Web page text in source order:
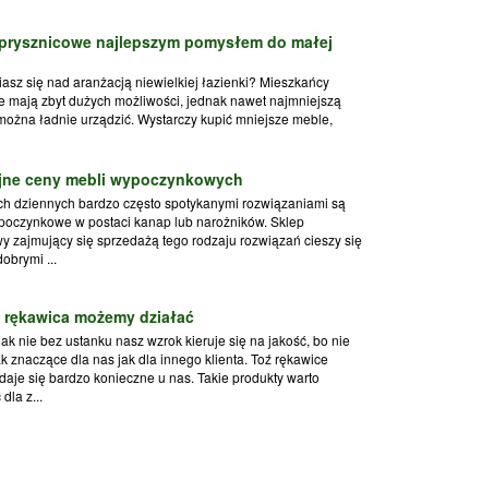
najlepszym pomysłem do małej
się nad aranżacją niewielkiej łazienki? Mieszkańcy
mają zbyt dużych możliwości, jednak nawet najmniejszą
ładnie urządzić. Wystarczy kupić mniejsze meble,
ceny mebli wypoczynkowych
dziennych bardzo często spotykanymi rozwiązaniami są
w postaci kanap lub narożników. Sklep
zajmujący się sprzedażą tego rodzaju rozwiązań cieszy się
...
możemy działać
nie bez ustanku nasz wzrok kieruje się na jakość, bo nie
znaczące dla nas jak dla innego klienta. Toź rękawice
się bardzo konieczne u nas. Takie produkty warto
z...